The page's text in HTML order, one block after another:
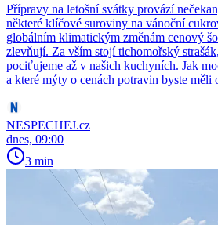
Přípravy na letošní svátky provází
některé klíčové suroviny na vánoční
globálním klimatickým změnám cenový
zlevňují. Za vším stojí tichomořský
pociťujeme až v našich kuchyních. Jak
a které mýty o cenách potravin byste měli
NESPECHEJ.cz
dnes, 09:00
3 min